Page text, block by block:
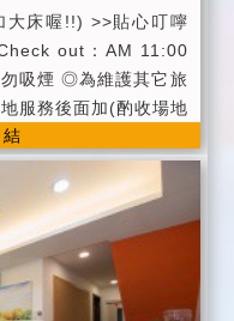
以中央氣象局宣布為
知，將為您保留訂金
其他候補房間者之損
訂房定金退還標準：
日取消訂房，可退回
取消訂房者，可退回7
消訂房者，可退回5
消訂房者，可退回4
消訂房者，可退回3
房者，可退回20%的
回訂金
大床喔!!) >>貼心叮嚀
out：AM 11:00
吸煙 ◎為維護其它旅
服務後面加(酌收場地
獎勵優惠500元) ◎訂
假日 ◎平日：週日 ~
氣、冰箱、洗衣機、
季提供清涼茶飲。 ◎
務 ◎提供卡啦OK歡唱
火車站接送服務 ◎提
機車租賃及賞鯨旅遊